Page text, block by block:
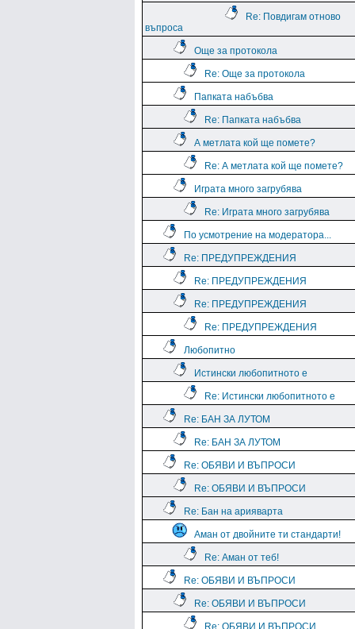
Re: Повдигам отново
въпроса
Още за протокола
Re: Още за протокола
Папката набъбва
Re: Папката набъбва
А метлата кой ще помете?
Re: А метлата кой ще помете?
Играта много загрубява
Re: Играта много загрубява
По усмотрение на модератора...
Re: ПРЕДУПРЕЖДЕНИЯ
Re: ПРЕДУПРЕЖДЕНИЯ
Re: ПРЕДУПРЕЖДЕНИЯ
Re: ПРЕДУПРЕЖДЕНИЯ
Любопитно
Истински любопитното е
Re: Истински любопитното е
Re: БАН ЗА ЛУТОМ
Re: БАН ЗА ЛУТОМ
Re: ОБЯВИ И ВЪПРОСИ
Re: ОБЯВИ И ВЪПРОСИ
Re: Бан на арияварта
Аман от двойните ти стандарти!
Re: Аман от теб!
Re: ОБЯВИ И ВЪПРОСИ
Re: ОБЯВИ И ВЪПРОСИ
Re: ОБЯВИ И ВЪПРОСИ